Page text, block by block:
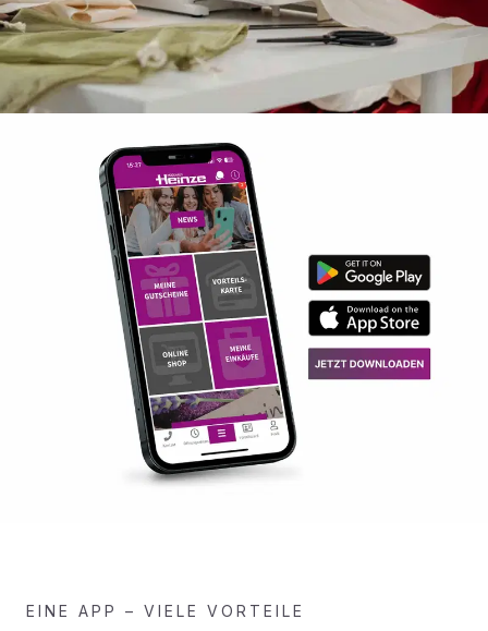
EINE APP – VIELE VORTEILE